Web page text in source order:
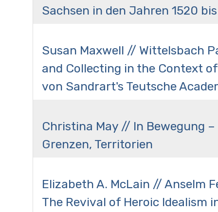
Sachsen in den Jahren 1520
Susan Maxwell // Wittelsbach
and Collecting in the Context
von Sandrart's Teutsche
Christina May // In Bewegung –
Grenzen, Territorien
Elizabeth A. McLain // Anselm
The Revival of Heroic Idealism